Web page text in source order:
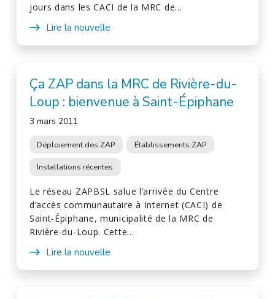
jours dans les CACI de la MRC de…
Lire la nouvelle
Ça ZAP dans la MRC de Rivière-du-
Loup : bienvenue à Saint-Épiphane
3 mars 2011
Déploiement des ZAP Établissements ZAP
Installations récentes
Le réseau ZAPBSL salue l’arrivée du Centre
d’accès communautaire à Internet (CACI) de
Saint-Épiphane, municipalité de la MRC de
Rivière-du-Loup. Cette…
Lire la nouvelle